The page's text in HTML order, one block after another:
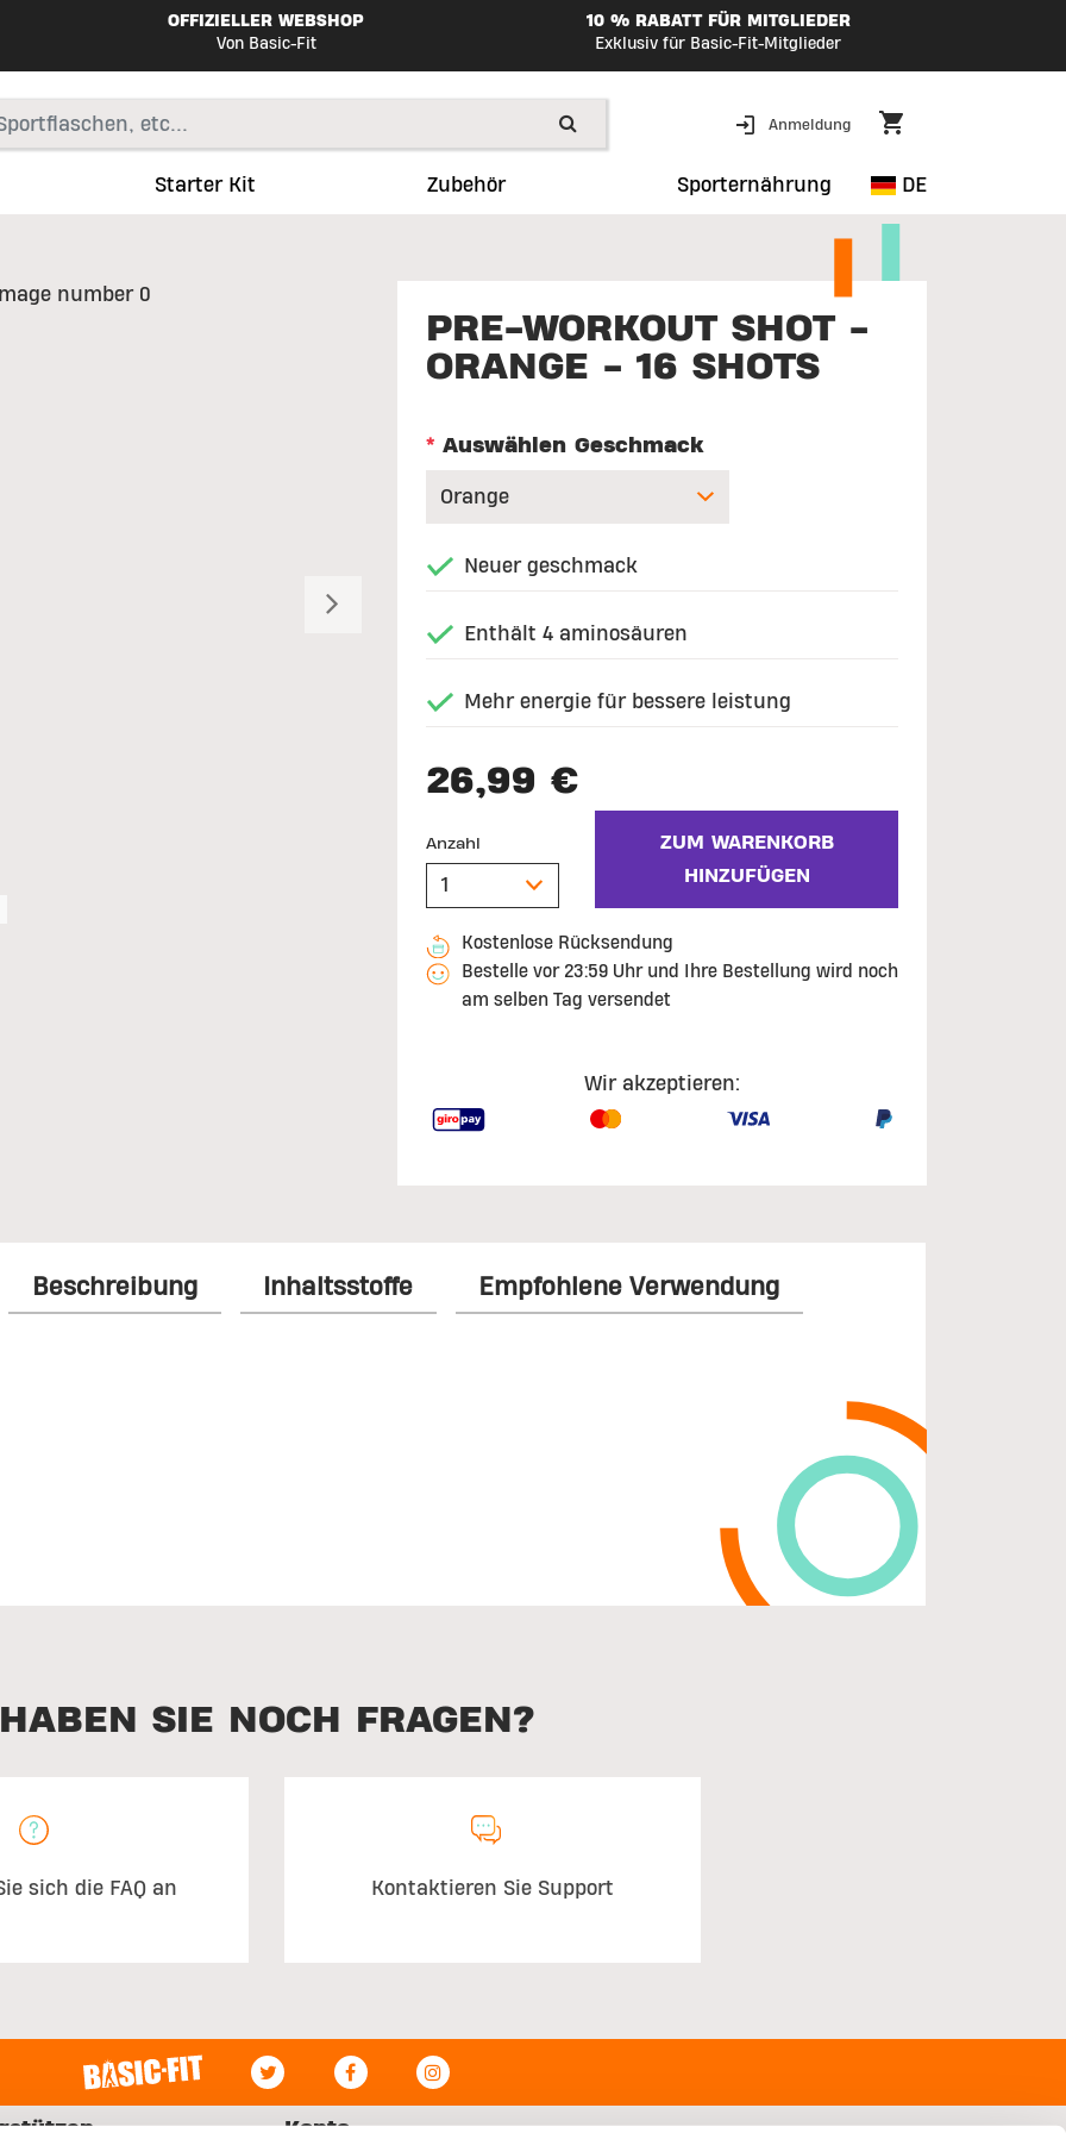
OFFIZIELLER WEBSHOP
Von Basic-Fit
10 % RABATT FÜR MITGLIEDER
Exklusiv für Basic-Fit-Mitglieder
Anmeldung
Starter Kit Zubehör Sporternährung DE
PRE-WORKOUT SHOT -
ORANGE - 16 SHOTS
*Auswählen Geschmack
Neuer geschmack
Enthält 4 aminosäuren
Mehr energie für bessere leistung
26,99 €
Anzahl
ZUM WARENKORB
HINZUFÜGEN
Kostenlose Rücksendung
Bestelle vor 23:59 Uhr und Ihre Bestellung wird noch
am selben Tag versendet
Wir akzeptieren:
Beschreibung Inhaltsstoffe Empfohlene Verwendung
HABEN SIE NOCH FRAGEN?
sich die FAQ an Kontaktieren Sie Support